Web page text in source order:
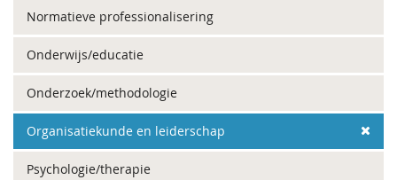
Normatieve professionalisering
Onderwijs/educatie
Onderzoek/methodologie
Organisatiekunde en leiderschap
Psychologie/therapie